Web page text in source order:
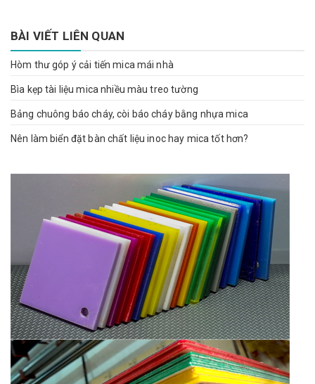
BÀI VIẾT LIÊN QUAN
Hòm thư góp ý cải tiến mica mái nhà
Bìa kẹp tài liệu mica nhiều màu treo tường
Bảng chuông báo cháy, còi báo cháy bằng nhựa mica
Nên làm biển đặt bàn chất liệu inoc hay mica tốt hơn?